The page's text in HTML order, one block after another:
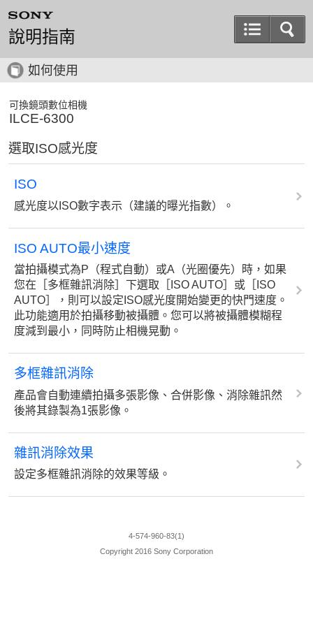
說明指南
如何使用
可換鏡頭數位相機
ILCE-6300
選取ISO感光度
ISO
感光度以ISO數字表示（建議的曝光指數）。
ISO AUTO最小速度
當拍攝模式為P（程式自動）或A（光圈優先）時，如果
您在［多框雜訊消除］下選取［ISO AUTO］或［ISO
AUTO］，則可以設定ISO感光度開始變更的快門速度。
此功能適用於拍攝移動被攝體。您可以將被攝體模糊程
度減到最小，同時防止相機晃動。
多框雜訊消除
產品會自動連續拍攝多張影像、合併影像、消除雜訊然
後將其錄製為1張影像。
雜訊消除效果
設定多框雜訊消除的效果等級。
4-574-960-83(1)
Copyright 2016 Sony Corporation